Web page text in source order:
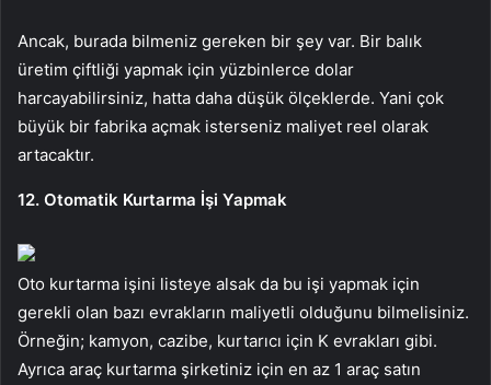
Ancak, burada bilmeniz gereken bir şey var. Bir balık
üretim çiftliği yapmak için yüzbinlerce dolar
harcayabilirsiniz, hatta daha düşük ölçeklerde. Yani çok
büyük bir fabrika açmak isterseniz maliyet reel olarak
artacaktır.
12. Otomatik Kurtarma İşi Yapmak
Oto kurtarma işini listeye alsak da bu işi yapmak için
gerekli olan bazı evrakların maliyetli olduğunu bilmelisiniz.
Örneğin; kamyon, cazibe, kurtarıcı için K evrakları gibi.
Ayrıca araç kurtarma şirketiniz için en az 1 araç satın